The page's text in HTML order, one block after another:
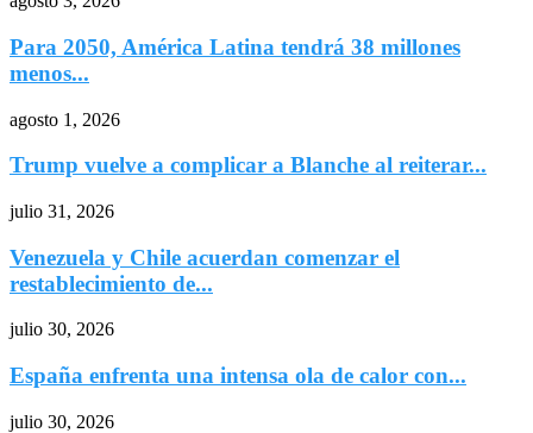
Para 2050, América Latina tendrá 38 millones
menos...
agosto 1, 2026
Trump vuelve a complicar a Blanche al reiterar...
julio 31, 2026
Venezuela y Chile acuerdan comenzar el
restablecimiento de...
julio 30, 2026
España enfrenta una intensa ola de calor con...
julio 30, 2026